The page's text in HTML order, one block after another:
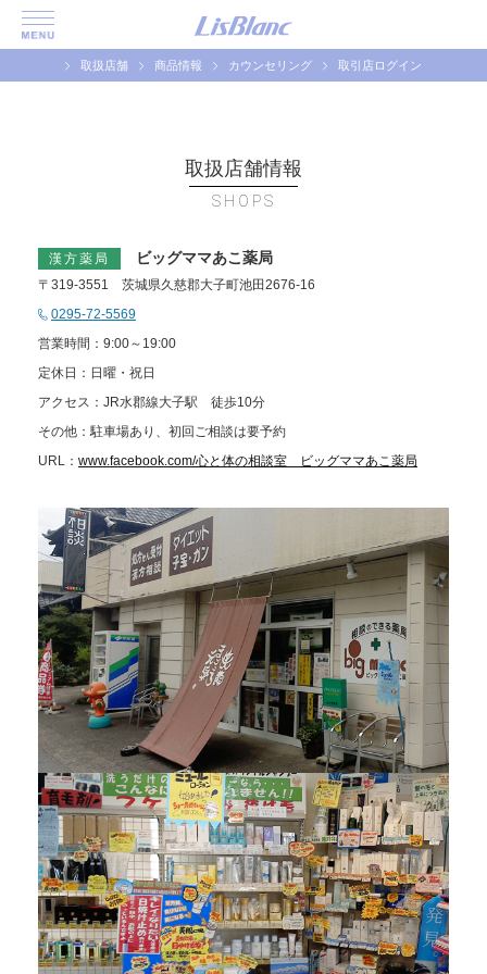
取扱店舗 商品情報 カウンセリング 取引店ログイン
取扱店舗情報
SHOPS
漢方薬局 ビッグママあこ薬局
〒319-3551 茨城県久慈郡大子町池田2676-16
0295-72-5569
営業時間：9:00～19:00
定休日：日曜・祝日
アクセス：JR水郡線大子駅 徒歩10分
その他：駐車場あり、初回ご相談は要予約
URL： www.facebook.com/心と体の相談室 ビッグママあこ薬局